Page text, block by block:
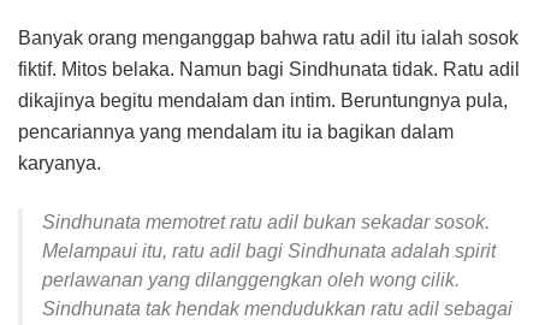
Banyak orang menganggap bahwa ratu adil itu ialah sosok
fiktif. Mitos belaka. Namun bagi Sindhunata tidak. Ratu adil
dikajinya begitu mendalam dan intim. Beruntungnya pula,
pencariannya yang mendalam itu ia bagikan dalam
karyanya.
Sindhunata memotret ratu adil bukan sekadar sosok.
Melampaui itu, ratu adil bagi Sindhunata adalah spirit
perlawanan yang dilanggengkan oleh wong cilik.
Sindhunata tak hendak mendudukkan ratu adil sebagai